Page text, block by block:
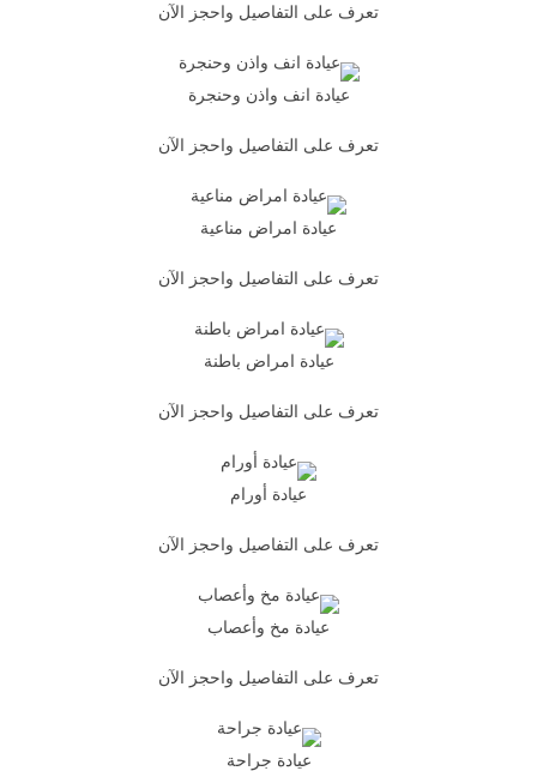
تعرف على التفاصيل واحجز الآن
عيادة انف واذن وحنجرة
تعرف على التفاصيل واحجز الآن
عيادة امراض مناعية
تعرف على التفاصيل واحجز الآن
عيادة امراض باطنة
تعرف على التفاصيل واحجز الآن
عيادة أورام
تعرف على التفاصيل واحجز الآن
عيادة مخ وأعصاب
تعرف على التفاصيل واحجز الآن
عيادة جراحة